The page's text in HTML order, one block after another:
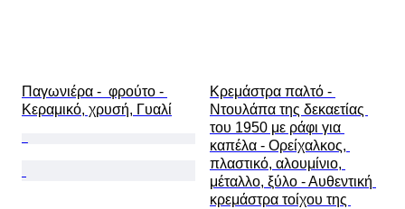
Παγωνιέρα -  φρούτο -
Κεραμικό, χρυσή, Γυαλί
Κρεμάστρα παλτό -
Ντουλάπα της δεκαετίας
του 1950 με ράφι για
καπέλα - Ορείχαλκος,
πλαστικό, αλουμίνιο,
μέταλλο, ξύλο - Αυθεντική
κρεμάστρα τοίχου της